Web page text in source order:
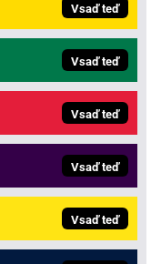
Vsaď teď
Vsaď teď
Vsaď teď
Vsaď teď
Vsaď teď